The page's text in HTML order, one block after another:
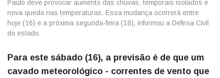
Paulo deve provocar aumento das chuvas, temporais isolados e
nova queda nas temperaturas. Essa mudança ocorrerá entre
hoje (16) e a próxima segunda-feira (18), informou a Defesa Civil
do estado.
Para este sábado (16), a previsão é de que um
cavado meteorológico - correntes de vento que